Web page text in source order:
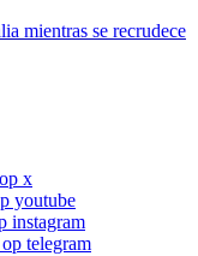
mientras se recrudece
x
youtube
instagram
telegram